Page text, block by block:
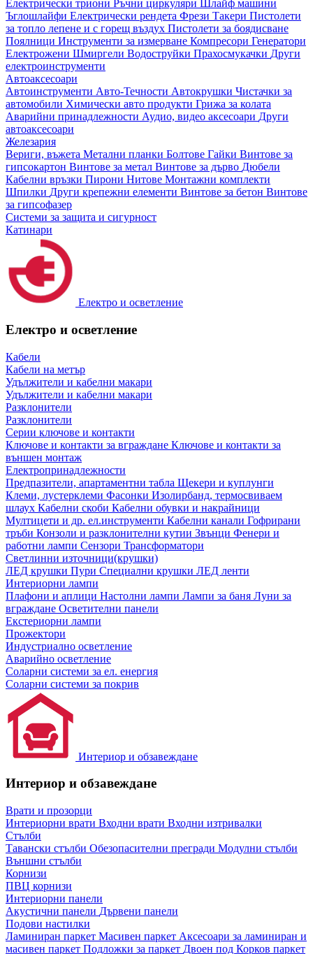
Електрически триони Ръчни циркуляри
Шлайф машини
Ъглошлайфи Електрически рендета Фрези Такери Пистолети
за топло лепене и с горещ въздух Пистолети за боядисване
Поялници Инструменти за измерване Компресори Генератори
Електрожени Шмиргели Водоструйки Прахосмукачки Други
електроинструменти
Автоаксесоари
Автоинструменти Авто-Течности Автокрушки Чистачки за
автомобили Химически авто продукти Грижа за колата
Аварийни принадлежности Аудио, видео аксесоари Други
автоаксесоари
Железария
Вериги, въжета Метални планки Болтове Гайки Винтове за
гипсокартон Винтове за метал Винтове за дърво Дюбели
Кабелни връзки Пирони Нитове Монтажни комплекти
Шпилки Други крепежни елементи Винтове за бетон Винтове
за гипсофазер
Системи за защита и сигурност
Катинари
Електро и осветление
Електро и осветление
Кабели
Кабели на метър
Удължители и кабелни макари
Удължители и кабелни макари
Разклонители
Разклонители
Серии ключове и контакти
Ключове и контакти за вграждане Ключове и контакти за
външен монтаж
Електропринадлежности
Предпазители, апартаментни табла Щекери и куплунги
Клеми, лустерклеми Фасонки Изолирбанд, термосвиваем
шлаух Кабелни скоби Кабелни обувки и накрайници
Мултицети и др. ел.инструменти Кабелни канали Гофрирани
тръби Конзоли и разклонителни кутии Звънци Фенери и
работни лампи Сензори Трансформатори
Светлинни източници(крушки)
ЛЕД крушки Пури Специални крушки ЛЕД ленти
Интериорни лампи
Плафони и аплици Настолни лампи Лампи за баня Луни за
вграждане Осветителни панели
Екстериорни лампи
Прожектори
Индустриално осветление
Аварийно осветление
Соларни системи за ел. енергия
Соларни системи за покрив
Интериор и обзавеждане
Интериор и обзавеждане
Врати и прозорци
Интериорни врати Входни врати Входни изтривалки
Стълби
Тавански стълби Обезопасителни прегради Модулни стълби
Външни стълби
Корнизи
ПВЦ корнизи
Интериорни панели
Акустични панели Дървени панели
Подови настилки
Ламиниран паркет Масивен паркет Аксесоари за ламиниран и
масивен паркет Подложки за паркет Двоен под Корков паркет